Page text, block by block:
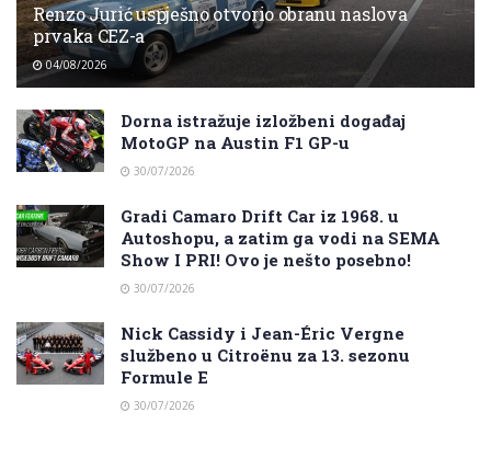
Renzo Jurić uspješno otvorio obranu naslova
prvaka CEZ-a
04/08/2026
Dorna istražuje izložbeni događaj
MotoGP na Austin F1 GP-u
30/07/2026
Gradi Camaro Drift Car iz 1968. u
Autoshopu, a zatim ga vodi na SEMA
Show I PRI! Ovo je nešto posebno!
30/07/2026
Nick Cassidy i Jean-Éric Vergne
službeno u Citroënu za 13. sezonu
Formule E
30/07/2026